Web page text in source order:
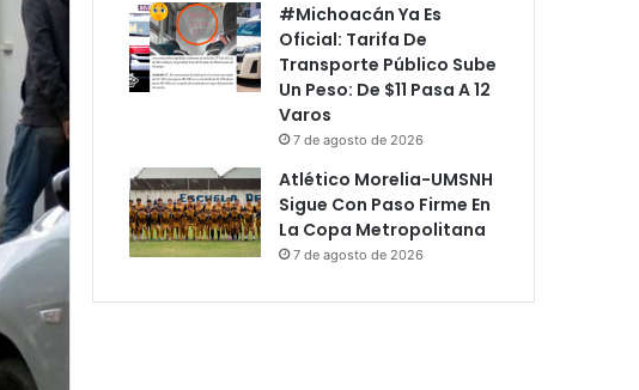
#Michoacán Ya Es
Oficial: Tarifa De
Transporte Público Sube
Un Peso: De $11 Pasa A 12
Varos
7 de agosto de 2026
Atlético Morelia-UMSNH
Sigue Con Paso Firme En
La Copa Metropolitana
7 de agosto de 2026